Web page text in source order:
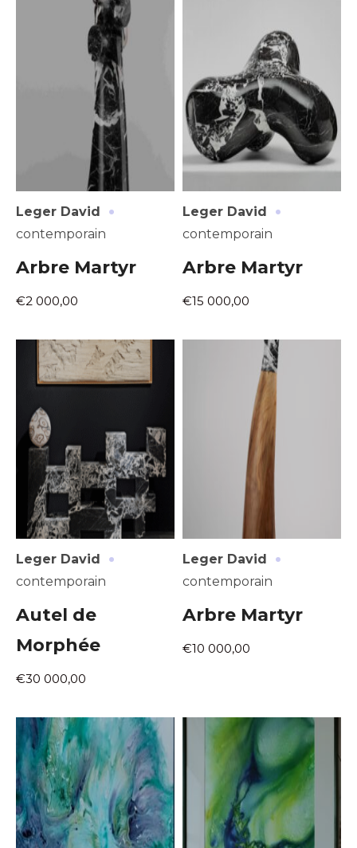
Leger David ·
contemporain
Arbre Martyr
€2 000,00
Leger David ·
contemporain
Arbre Martyr
€15 000,00
Leger David ·
contemporain
Autel de
Morphée
€30 000,00
Leger David ·
contemporain
Arbre Martyr
€10 000,00